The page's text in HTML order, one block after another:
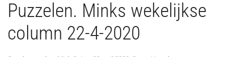
Puzzelen. Minks wekelijkse
column 22-4-2020